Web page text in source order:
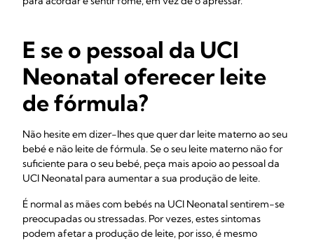
E se o pessoal da UCI
Neonatal oferecer leite
de fórmula?
Não hesite em dizer-lhes que quer dar leite materno ao seu
bebé e não leite de fórmula. Se o seu leite materno não for
suficiente para o seu bebé, peça mais apoio ao pessoal da
UCI Neonatal para aumentar a sua produção de leite.
É normal as mães com bebés na UCI Neonatal sentirem-se
preocupadas ou stressadas. Por vezes, estes sintomas
podem afetar a produção de leite, por isso, é mesmo